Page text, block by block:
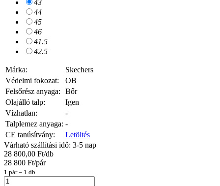
43
44
45
46
41.5
42.5
Márka:
Skechers
Védelmi fokozat:
OB
Felsőrész anyaga:
Bőr
Olajálló talp:
Igen
Vízhatlan:
-
Talplemez anyaga: -
CE tanúsítvány:
Letöltés
Várható szállítási idő: 3-5 nap
28 800,00 Ft/db
28 800 Ft/pár
1 pár = 1 db